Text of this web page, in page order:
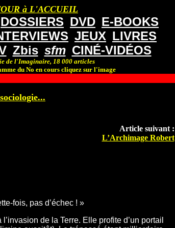
à L'ACCUEIL
DOSSIERS DVD E-BOOKS
JEUX LIVRES
Zbis sfm CINÉ-VIDÉOS
de l'Imaginaire, 18 000 articles
du No en cours cliquez sur l'image
Article suivant :
L’Archimage Robert
fois, pas d’échec ! »
de la Terre. Elle profite d’un portail